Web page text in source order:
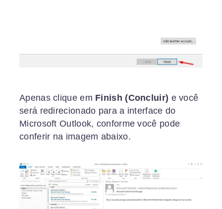
Apenas clique em Finish (Concluir) e você
será redirecionado para a interface do
Microsoft Outlook, conforme você pode
conferir na imagem abaixo.